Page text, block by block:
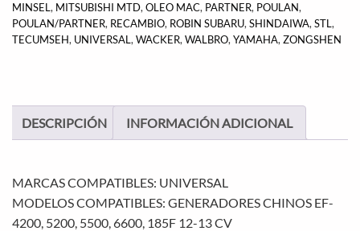
MINSEL, MITSUBISHI MTD, OLEO MAC, PARTNER, POULAN,
POULAN/PARTNER, RECAMBIO, ROBIN SUBARU, SHINDAIWA, STL,
TECUMSEH, UNIVERSAL, WACKER, WALBRO, YAMAHA, ZONGSHEN
DESCRIPCIÓN INFORMACIÓN ADICIONAL
MARCAS COMPATIBLES: UNIVERSAL
MODELOS COMPATIBLES: GENERADORES CHINOS EF-
4200, 5200, 5500, 6600, 185F 12-13 CV